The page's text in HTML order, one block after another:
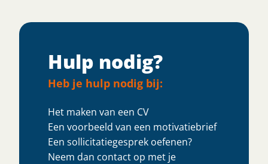
Hulp nodig?
Heb je hulp nodig bij:
Het maken van een CV
Een voorbeeld van een motivatiebrief
Een sollicitatiegesprek oefenen?
Neem dan contact op met je